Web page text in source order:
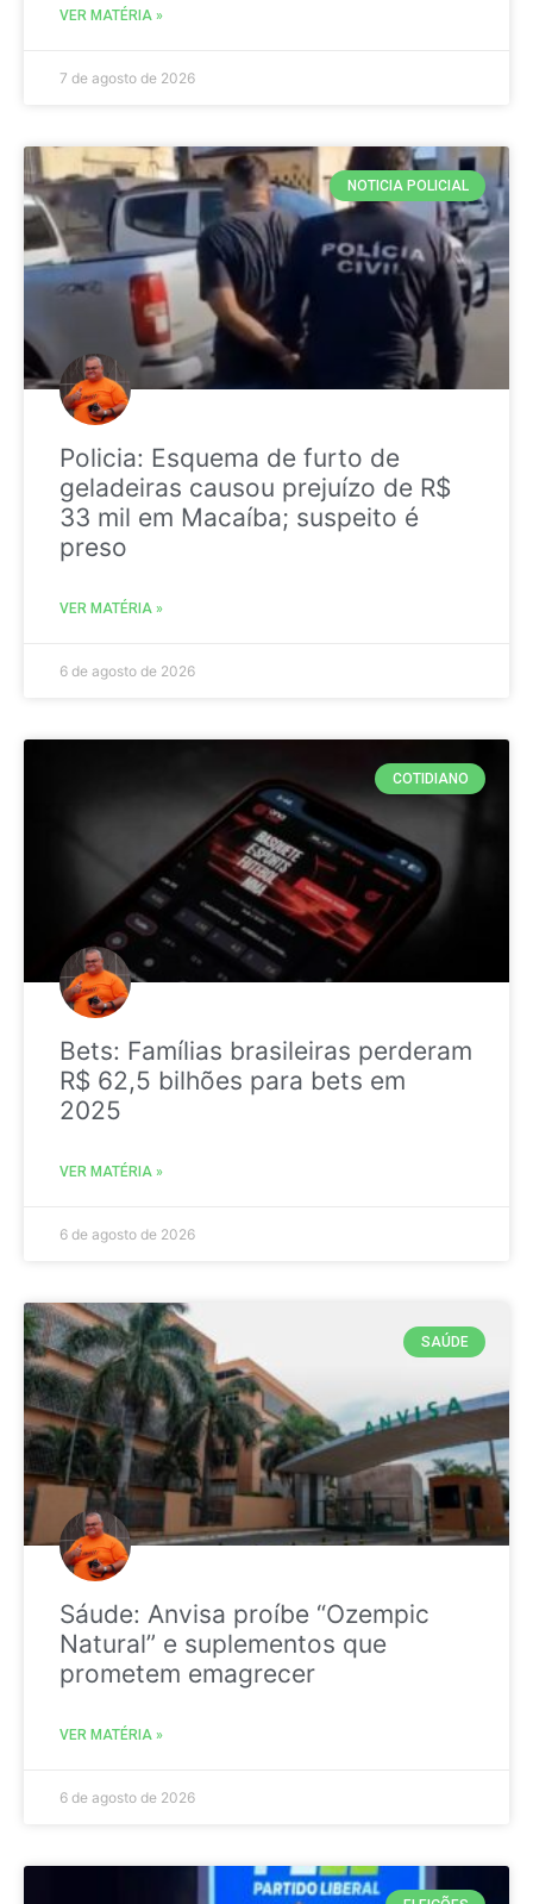
VER MATÉRIA »
7 de agosto de 2026
NOTICIA POLICIAL
Policia: Esquema de furto de
geladeiras causou prejuízo de R$
33 mil em Macaíba; suspeito é
preso
VER MATÉRIA »
6 de agosto de 2026
COTIDIANO
Bets: Famílias brasileiras perderam
R$ 62,5 bilhões para bets em
2025
VER MATÉRIA »
6 de agosto de 2026
SAÚDE
Sáude: Anvisa proíbe “Ozempic
Natural” e suplementos que
prometem emagrecer
VER MATÉRIA »
6 de agosto de 2026